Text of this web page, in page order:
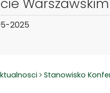
2025
Stanowisko